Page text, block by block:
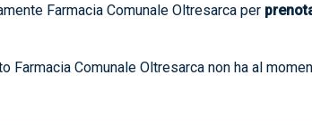
Farmacia Comunale Oltresarca per
Comunale Oltresarca non ha al